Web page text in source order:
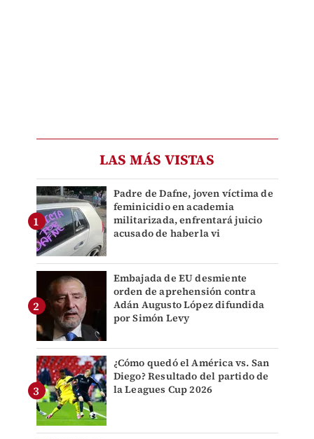
LAS MÁS VISTAS
Padre de Dafne, joven víctima de
feminicidio en academia
militarizada, enfrentará juicio
acusado de haberla vi
Embajada de EU desmiente
orden de aprehensión contra
Adán Augusto López difundida
por Simón Levy
¿Cómo quedó el América vs. San
Diego? Resultado del partido de
la Leagues Cup 2026